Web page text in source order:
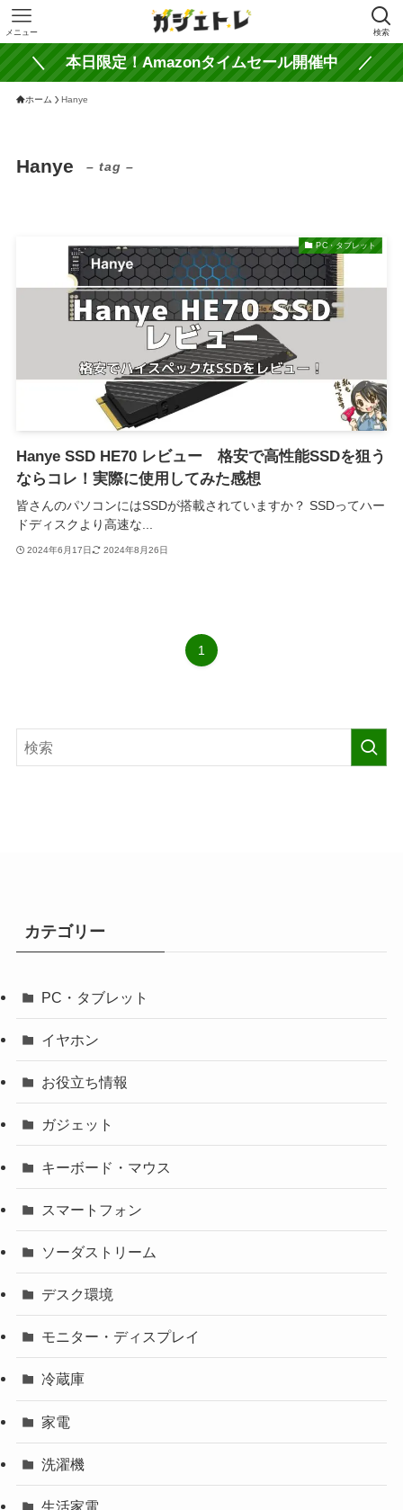
検索
メニュー
＼ 本日限定！Amazonタイムセール開催中 ／
ホーム Hanye
Hanye – tag –
PC・タブレット
Hanye SSD HE70 レビュー 格安で高性能SSDを狙う
ならコレ！実際に使用してみた感想
皆さんのパソコンにはSSDが搭載されていますか？ SSDってハー
ドディスクより高速な...
2024年6月17日 2024年8月26日
1
カテゴリー
PC・タブレット
イヤホン
お役立ち情報
ガジェット
キーボード・マウス
スマートフォン
ソーダストリーム
デスク環境
モニター・ディスプレイ
冷蔵庫
家電
洗濯機
生活家電